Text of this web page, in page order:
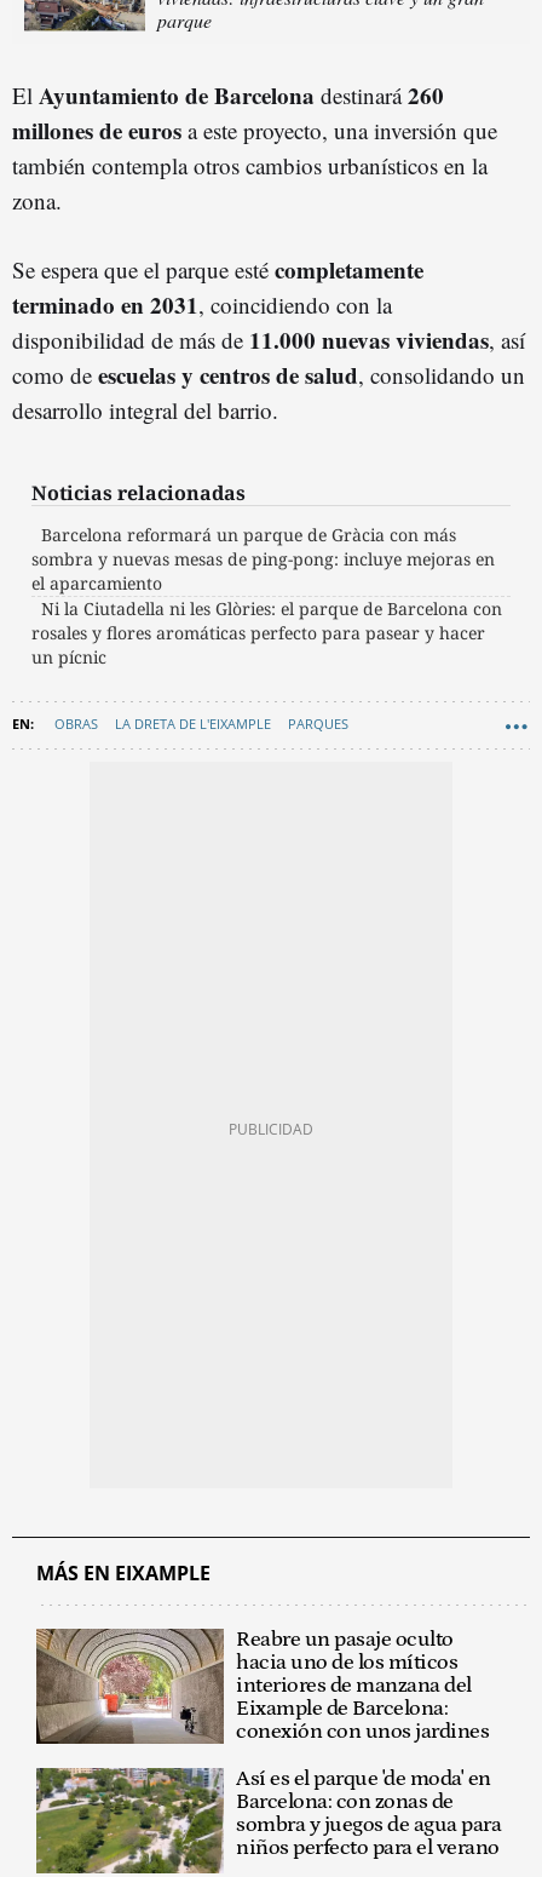
parque
El Ayuntamiento de Barcelona destinará260
millones de euros a este proyecto, una inversión que
también contempla otros cambios urbanísticos en la
zona.
Se espera que el parque esté completamente
terminado en 2031, coincidiendo con la
disponibilidad de más de 11.000 nuevas viviendas, así
como de escuelas y centros de salud, consolidando un
desarrollo integral del barrio.
Noticias relacionadas
Barcelona reformará un parque de Gràcia con más
sombra y nuevas mesas de ping-pong: incluye mejoras en
el aparcamiento
Ni la Ciutadella ni les Glòries: el parque de Barcelona con
rosales y flores aromáticas perfecto para pasear y hacer
un pícnic
OBRAS LA DRETA DE L'EIXAMPLE PARQUES
MÁS EN EIXAMPLE
Reabre un pasaje oculto
hacia uno de los míticos
interiores de manzana del
Eixample de Barcelona:
conexión con unos jardines
Así es el parque 'de moda' en
Barcelona: con zonas de
sombra y juegos de agua para
niños perfecto para el verano